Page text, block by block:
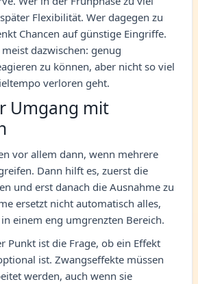
Flexibilität. Wer dagegen zu
Chancen auf günstige Eingriffe.
dazwischen: genug
zu können, aber nicht so viel
verloren geht.
Umgang mit
vor allem dann, wenn mehrere
Dann hilft es, zuerst die
und erst danach die Ausnahme zu
ersetzt nicht automatisch alles,
einem eng umgrenzten Bereich.
Punkt ist die Frage, ob ein Effekt
ist. Zwangseffekte müssen
werden, auch wenn sie